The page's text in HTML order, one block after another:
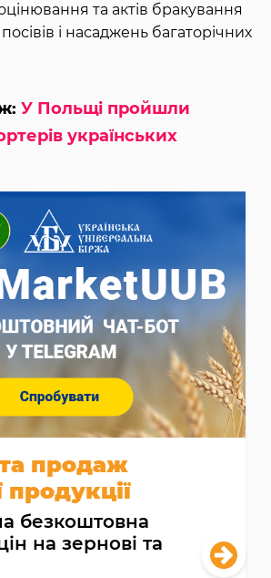
та актів бракування
і насаджень багаторічних
У Польщі пройшли
українських
продаж
продукції
безкоштовна
на зернові та